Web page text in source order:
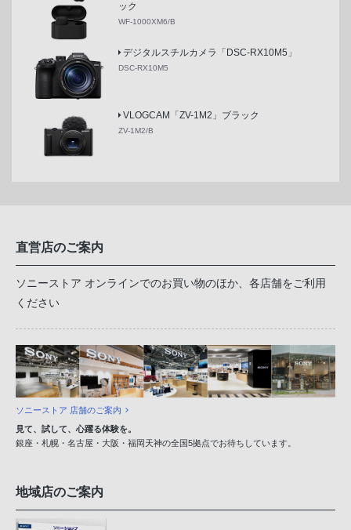
ック
WF-1000XM6/B
デジタルスチルカメラ「DSC-RX10M5」
DSC-RX10M5
VLOGCAM「ZV-1M2」ブラック
ZV-1M2/B
直営店のご案内
ソニーストア オンラインでのお買い物のほか、各店舗をご利用
ください
ソニーストア 店舗のご案内
見て、試して、心躍る体験を。
銀座・札幌・名古屋・大阪・福岡天神の全国5拠点でお待ちしています。
地域店のご案内